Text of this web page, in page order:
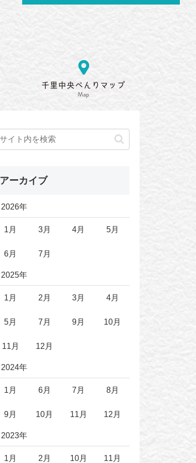
アーカイブ
2026年
1月 3月 4月 5月
6月 7月
2025年
1月 2月 3月 4月
5月 7月 9月 10月
11月 12月
2024年
1月 6月 7月 8月
9月 10月 11月 12月
2023年
1月 2月 10月 11月